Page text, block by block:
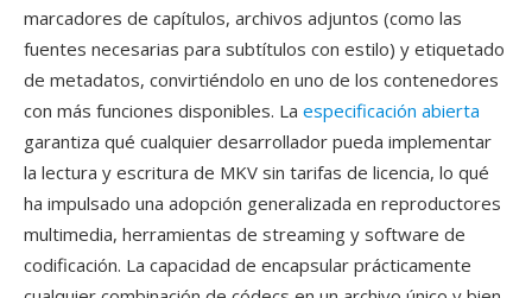
marcadores de capítulos, archivos adjuntos (como las
fuentes necesarias para subtítulos con estilo) y etiquetado
de metadatos, convirtiéndolo en uno de los contenedores
con más funciones disponibles. La especificación abierta
garantiza qué cualquier desarrollador pueda implementar
la lectura y escritura de MKV sin tarifas de licencia, lo qué
ha impulsado una adopción generalizada en reproductores
multimedia, herramientas de streaming y software de
codificación. La capacidad de encapsular prácticamente